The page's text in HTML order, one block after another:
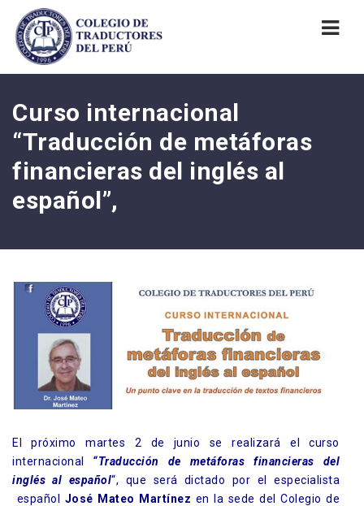
Curso internacional
“Traducción de metáforas
financieras del inglés al
español”,
El próximo martes 2 de junio se realizará el curso
internacional “Traducción de metáforas financieras del
inglés al español“, que será dictado por el especialista
español José Mateo Martínez en la sede del Colegio de